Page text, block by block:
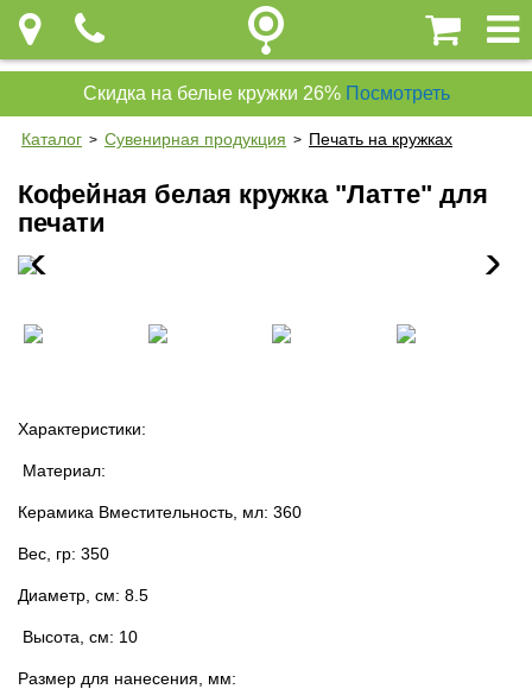
Скидка на белые кружки 26% Посмотреть
Каталог > Сувенирная продукция > Печать на кружках
Кофейная белая кружка "Латте" для
печати
Характеристики:
Материал:
Керамика Вместительность, мл: 360
Вес, гр: 350
Диаметр, см: 8.5
Высота, см: 10
Размер для нанесения, мм: